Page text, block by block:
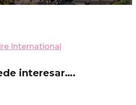
International
interesar….